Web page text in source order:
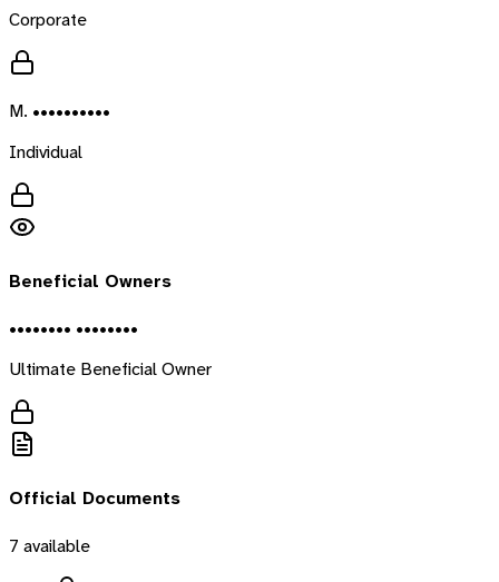
Corporate
M. ••••••••••
Individual
Beneficial Owners
•••••••• ••••••••
Ultimate Beneficial Owner
Official Documents
7 available